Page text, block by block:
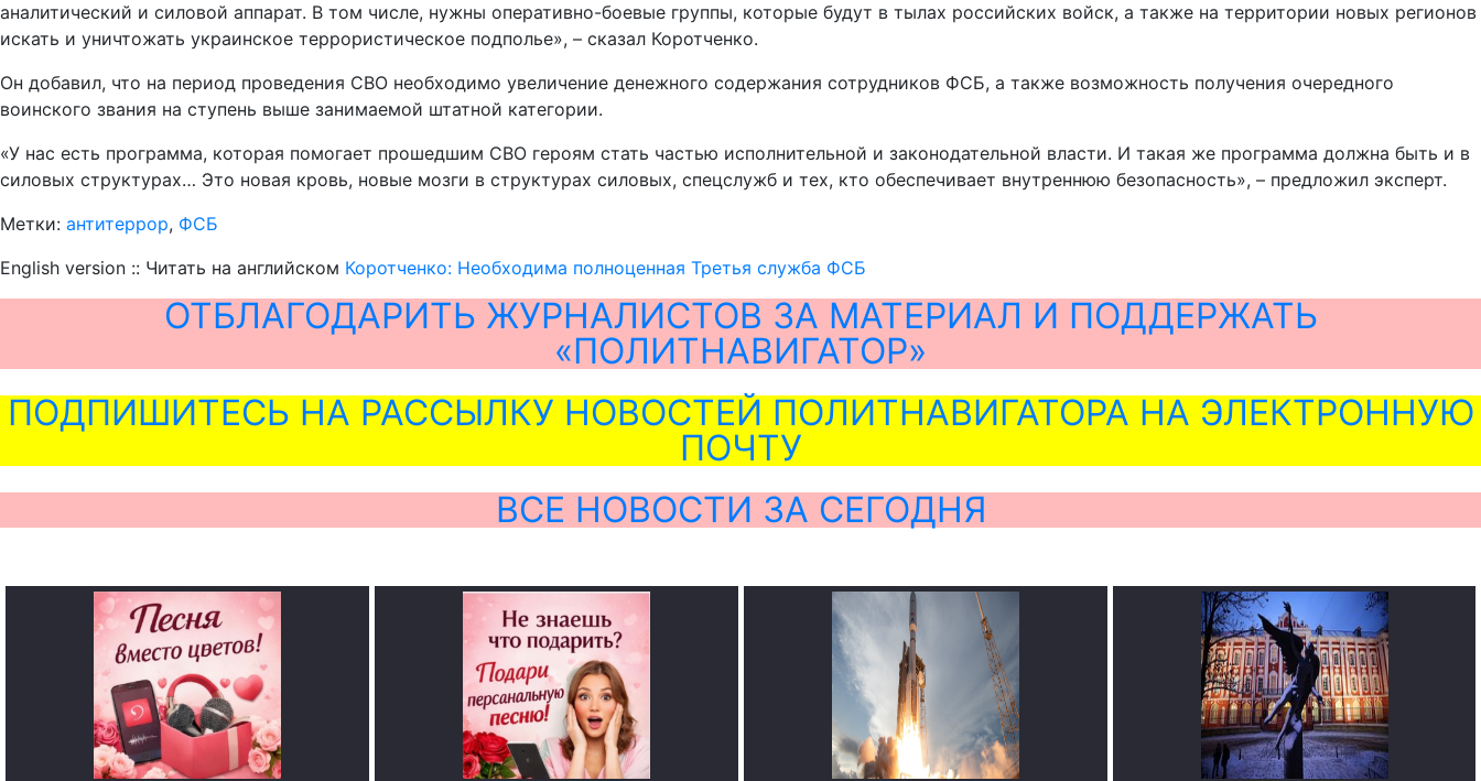
аналитический и силовой аппарат. В том числе, нужны оперативно-боевые группы, которые будут в тылах российских войск, а также на территории новых регионов
искать и уничтожать украинское террористическое подполье», – сказал Коротченко.
Он добавил, что на период проведения СВО необходимо увеличение денежного содержания сотрудников ФСБ, а также возможность получения очередного
воинского звания на ступень выше занимаемой штатной категории.
«У нас есть программа, которая помогает прошедшим СВО героям стать частью исполнительной и законодательной власти. И такая же программа должна быть и в
силовых структурах… Это новая кровь, новые мозги в структурах силовых, спецслужб и тех, кто обеспечивает внутреннюю безопасность», – предложил эксперт.
Метки: антитеррор, ФСБ
English version :: Читать на английском Коротченко: Необходима полноценная Третья служба ФСБ
ОТБЛАГОДАРИТЬ ЖУРНАЛИСТОВ ЗА МАТЕРИАЛ И ПОДДЕРЖАТЬ
«ПОЛИТНАВИГАТОР»
ПОДПИШИТЕСЬ НА РАССЫЛКУ НОВОСТЕЙ ПОЛИТНАВИГАТОРА НА ЭЛЕКТРОННУЮ
ПОЧТУ
ВСЕ НОВОСТИ ЗА СЕГОДНЯ